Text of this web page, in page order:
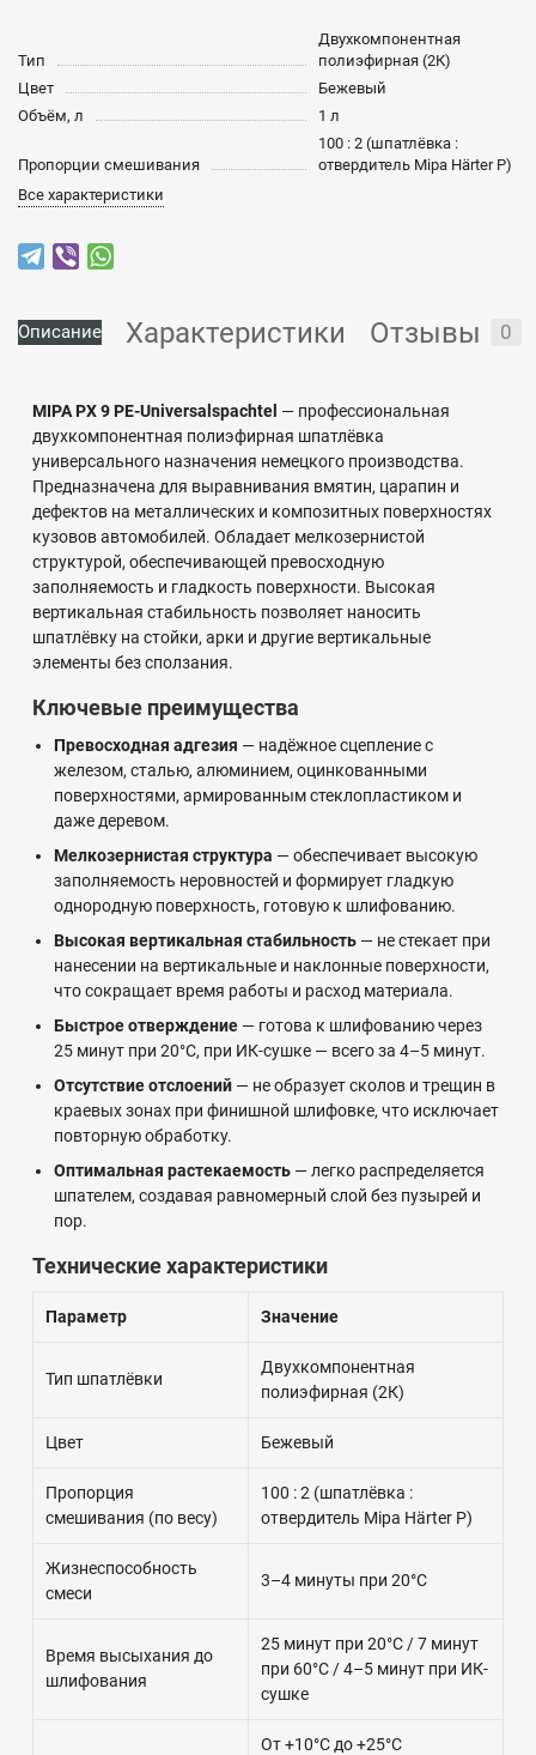
Тип
Двухкомпонентная
полиэфирная (2К)
Цвет
Бежевый
Объём, л
1 л
Пропорции смешивания
100 : 2 (шпатлёвка :
отвердитель Mipa Härter P)
Все характеристики
Описание Характеристики Отзывы 0
MIPA PX 9 PE-Universalspachtel — профессиональная
двухкомпонентная полиэфирная шпатлёвка
универсального назначения немецкого производства.
Предназначена для выравнивания вмятин, царапин и
дефектов на металлических и композитных поверхностях
кузовов автомобилей. Обладает мелкозернистой
структурой, обеспечивающей превосходную
заполняемость и гладкость поверхности. Высокая
вертикальная стабильность позволяет наносить
шпатлёвку на стойки, арки и другие вертикальные
элементы без сползания.
Ключевые преимущества
Превосходная адгезия — надёжное сцепление с
железом, сталью, алюминием, оцинкованными
поверхностями, армированным стеклопластиком и
даже деревом.
Мелкозернистая структура — обеспечивает высокую
заполняемость неровностей и формирует гладкую
однородную поверхность, готовую к шлифованию.
Высокая вертикальная стабильность — не стекает при
нанесении на вертикальные и наклонные поверхности,
что сокращает время работы и расход материала.
Быстрое отверждение — готова к шлифованию через
25 минут при 20°C, при ИК-сушке — всего за 4–5 минут.
Отсутствие отслоений — не образует сколов и трещин в
краевых зонах при финишной шлифовке, что исключает
повторную обработку.
Оптимальная растекаемость — легко распределяется
шпателем, создавая равномерный слой без пузырей и
пор.
Технические характеристики
Параметр Значение
Тип шпатлёвки
Двухкомпонентная
полиэфирная (2К)
Цвет Бежевый
Пропорция
смешивания (по весу)
100 : 2 (шпатлёвка :
отвердитель Mipa Härter P)
Жизнеспособность
смеси
3–4 минуты при 20°C
Время высыхания до
шлифования
25 минут при 20°C / 7 минут
при 60°C / 4–5 минут при ИК-
сушке
От +10°C до +25°C